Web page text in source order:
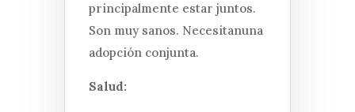
principalmente estar juntos.
Son muy sanos. Necesitanuna
adopción conjunta.
Salud: